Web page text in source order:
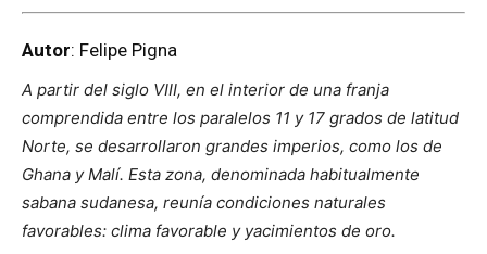
Autor: Felipe Pigna
A partir del siglo VIII, en el interior de una franja
comprendida entre los paralelos 11 y 17 grados de latitud
Norte, se desarrollaron grandes imperios, como los de
Ghana y Malí. Esta zona, denominada habitualmente
sabana sudanesa, reunía condiciones naturales
favorables: clima favorable y yacimientos de oro.